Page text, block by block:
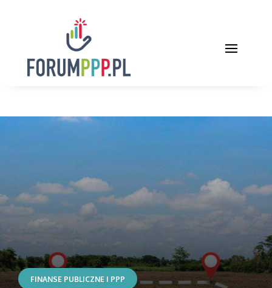
FINANSE PUBLICZNE I PPP